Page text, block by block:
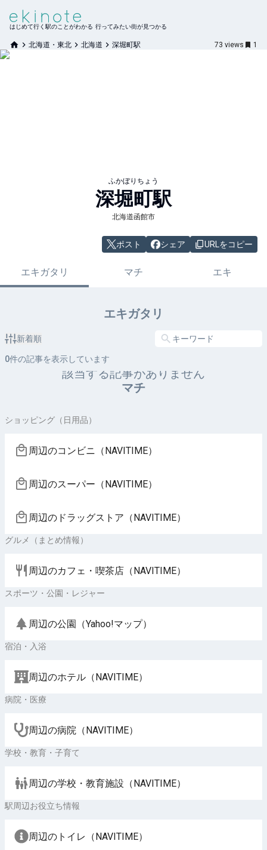
はじめて行く駅のことがわかる 行ってみたい街が見つかる
北海道・東北 北海道 深堀町駅 73 views 1
ふかぼりちょう
深堀町駅
北海道函館市
ポスト シェア URLをコピー
エキガタリ マチ エキ
エキガタリ
新着順
0件の記事を表示しています
該当する記事がありません
マチ
ショッピング（日用品）
周辺のコンビニ（NAVITIME）
周辺のスーパー（NAVITIME）
周辺のドラッグストア（NAVITIME）
グルメ（まとめ情報）
周辺のカフェ・喫茶店（NAVITIME）
スポーツ・公園・レジャー
周辺の公園（Yahoo!マップ）
宿泊・入浴
周辺のホテル（NAVITIME）
病院・医療
周辺の病院（NAVITIME）
学校・教育・子育て
周辺の学校・教育施設（NAVITIME）
駅周辺お役立ち情報
周辺のトイレ（NAVITIME）